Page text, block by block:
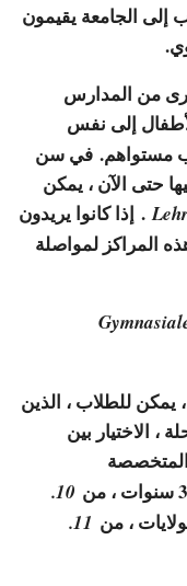
إلى الجامعة يقيمون
من المدارس
إلى نفس
مستواهم. في سن
حتى الآن ، يمكن
. إذا كانوا يريدون
المراكز لمواصلة
، يمكن للطلاب ، الذين
المرحلة ، الاختيار بين
المتخصصة
10.
، من
11.